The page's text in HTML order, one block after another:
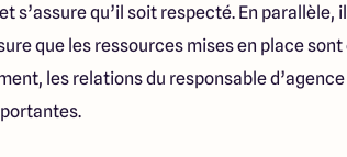
s’assure qu’il soit respecté. En
que les ressources mises en place
les relations du responsable